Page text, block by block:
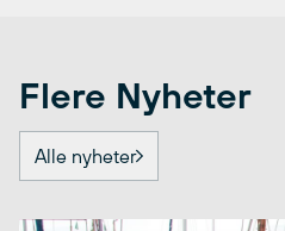
Flere Nyheter
Alle nyheter